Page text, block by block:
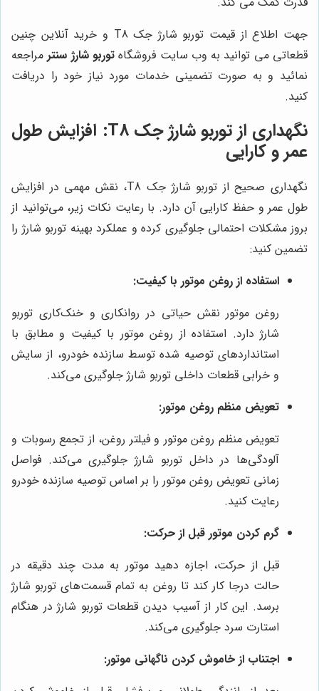
جهت اطلاع از قیمت توربو شارژ جک T8 و خرید آنلاین چنین
قطعاتی می توانید به وب سایت فروشگاهتوربو شارژ سنترمراجعه
نمائید و به صورت تضمینی خدمات مورد نیاز خود را دریافت
کنید.
نگهداری از توربو شارژ جک T8: افزایش طول
عمر و کارایی
نگهداری صحیح از توربو شارژ جک T8، نقش مهمی در افزایش
طول عمر و حفظ کارایی آن دارد. با رعایت نکات زیر، می‌توانید از
بروز مشکلات احتمالی جلوگیری کرده و عملکرد بهینه توربو شارژ را
تضمین کنید:
استفاده از روغن موتور با کیفیت:
روغن موتور نقش حیاتی در روانکاری و خنک‌کاری توربو
شارژ دارد. استفاده از روغن موتور با کیفیت و مطابق با
استانداردهای توصیه شده توسط سازنده خودرو، از سایش
و خرابی قطعات داخلی توربو شارژ جلوگیری می‌کند.
تعویض منظم روغن موتور:
تعویض منظم روغن موتور و فیلتر روغن، از تجمع رسوبات و
آلودگی‌ها در داخل توربو شارژ جلوگیری می‌کند. فواصل
زمانی تعویض روغن موتور را بر اساس توصیه سازنده خودرو
رعایت کنید.
گرم کردن موتور قبل از حرکت:
قبل از حرکت، اجازه دهید موتور به مدت چند دقیقه در
حالت درجا کار کند تا روغن به تمام قسمت‌های توربو شارژ
برسد. این کار از آسیب دیدن قطعات توربو شارژ در هنگام
استارت سرد جلوگیری می‌کند.
اجتناب از خاموش کردن ناگهانی موتور: